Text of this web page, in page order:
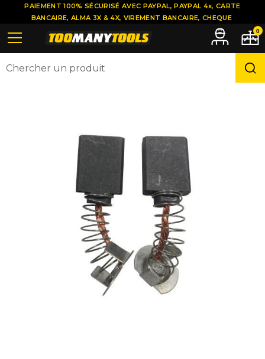
PAIEMENT 100% SÉCURISÉ AVEC PAYPAL, PAYPAL 4x, CARTE
BANCAIRE, ALMA 3X & 4X, VIREMENT BANCAIRE, CHEQUE
0